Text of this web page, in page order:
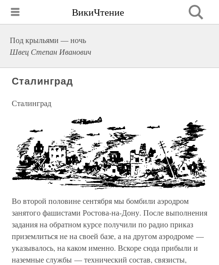
ВикиЧтение
Под крыльями — ночь
Швец Степан Иванович
Сталинград
Сталинград
Во второй половине сентября мы бомбили аэродром
занятого фашистами Ростова-на-Дону. После выполнения
задания на обратном курсе получили по радио приказ
приземлиться не на своей базе, а на другом аэродроме —
указывалось, на каком именно. Вскоре сюда прибыли и
наземные службы — технический состав, связисты,